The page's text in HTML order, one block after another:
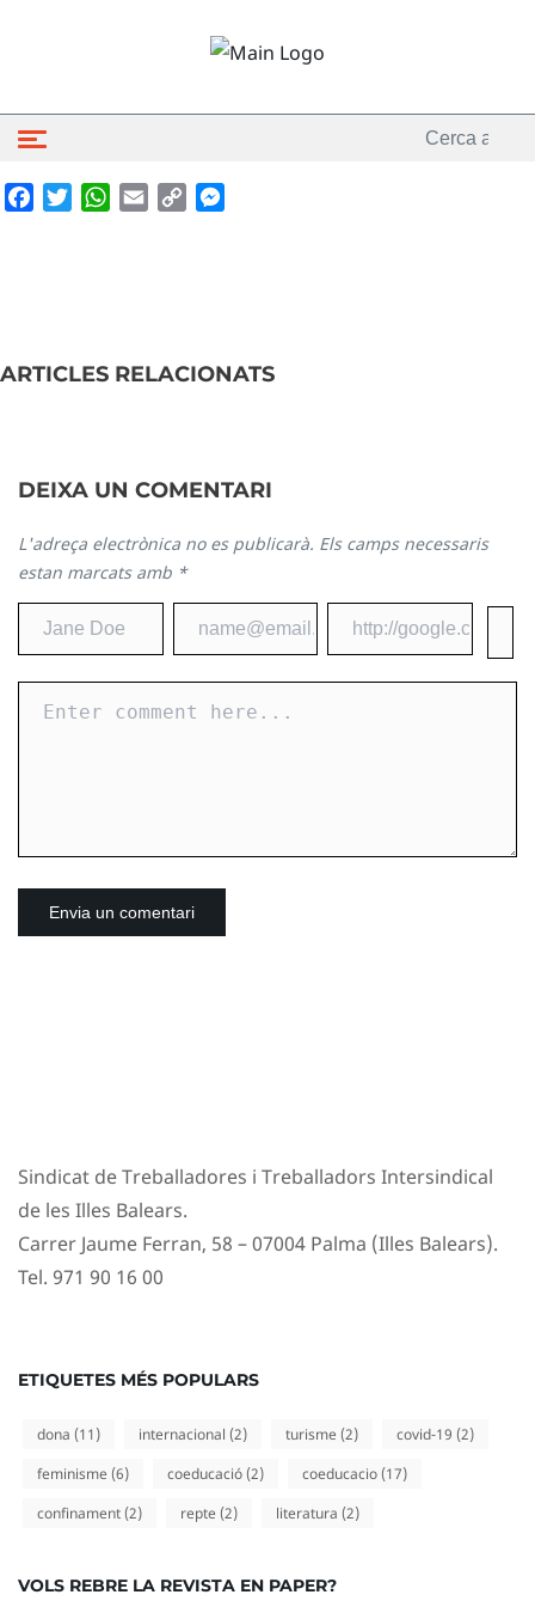
FacebookTwitterWhatsApp
Email Copy
ARTICLES RELACIONATS
DEIXA UN COMENTARI
L'adreça electrònica no es publicarà. Els camps necessaris
estan marcats amb *
Sindicat de Treballadores i Treballadors Intersindical
de les Illes Balears.
Carrer Jaume Ferran, 58 – 07004 Palma (Illes Balears).
Tel. 971 90 16 00
ETIQUETES MÉS POPULARS
dona (11) internacional (2) turisme (2) covid-19 (2)
feminisme (6) coeducació (2) coeducacio (17)
confinament (2) repte (2) literatura (2)
VOLS REBRE LA REVISTA EN PAPER?